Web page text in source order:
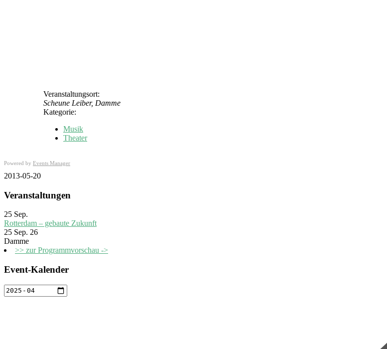
Veranstaltungsort:
Scheune Leiber, Damme
Kategorie:
Musik
Theater
Powered by Events Manager
2013-05-20
Veranstaltungen
25 Sep.
Rotterdam – gebaute Zukunft
25 Sep. 26
Damme
>> zur Programmvorschau ->
Event-Kalender